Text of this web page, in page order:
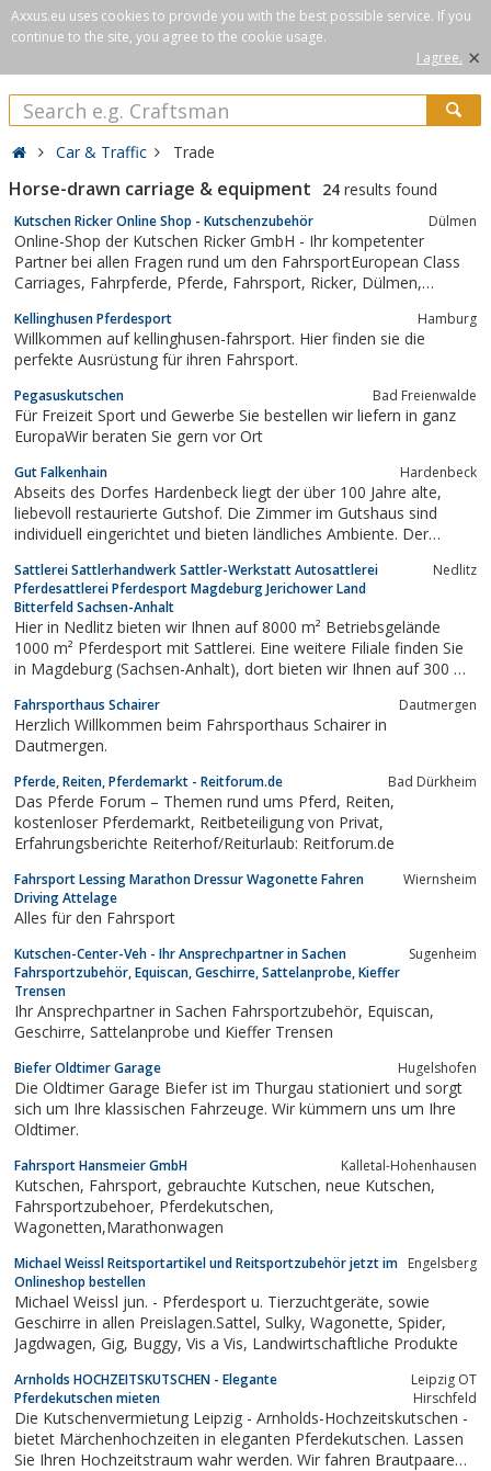
Axxus.eu uses cookies to provide you with the best possible service. If you
continue to the site, you agree to the cookie usage.
I agree. ×
Car & Traffic Trade
Horse-drawn carriage & equipment 24 results found
Kutschen Ricker Online Shop - Kutschenzubehör Dülmen
Online-Shop der Kutschen Ricker GmbH - Ihr kompetenter
Partner bei allen Fragen rund um den FahrsportEuropean Class
Carriages, Fahrpferde, Pferde, Fahrsport, Ricker, Dülmen,
Kellinghusen Pferdesport Hamburg
Willkommen auf kellinghusen-fahrsport. Hier finden sie die
perfekte Ausrüstung für ihren Fahrsport.
Pegasuskutschen Bad Freienwalde
Für Freizeit Sport und Gewerbe Sie bestellen wir liefern in ganz
EuropaWir beraten Sie gern vor Ort
Gut Falkenhain Hardenbeck
Abseits des Dorfes Hardenbeck liegt der über 100 Jahre alte,
liebevoll restaurierte Gutshof. Die Zimmer im Gutshaus sind
individuell eingerichtet und bieten ländliches Ambiente. Der
Augenmerk gilt der Haltung und Zucht vom Aussterben
bedrohter Haustierrassen: Bentheimer...
Sattlerei Sattlerhandwerk Sattler-Werkstatt Autosattlerei
Pferdesattlerei Pferdesport Magdeburg Jerichower Land
Bitterfeld Sachsen-Anhalt
Nedlitz
Hier in Nedlitz bieten wir Ihnen auf 8000 m² Betriebsgelände
1000 m² Pferdesport mit Sattlerei. Eine weitere Filiale finden Sie
in Magdeburg (Sachsen-Anhalt), dort bieten wir Ihnen auf 300 m²
besteht seit 1932 in dritter Generation. Wir fertigen nach alter
Tradition...
Fahrsporthaus Schairer Dautmergen
Herzlich Willkommen beim Fahrsporthaus Schairer in
Dautmergen.
Pferde, Reiten, Pferdemarkt - Reitforum.de Bad Dürkheim
Das Pferde Forum – Themen rund ums Pferd, Reiten,
kostenloser Pferdemarkt, Reitbeteiligung von Privat,
Erfahrungsberichte Reiterhof/Reiturlaub: Reitforum.de
Fahrsport Lessing Marathon Dressur Wagonette Fahren
Driving Attelage
Wiernsheim
Alles für den Fahrsport
Kutschen-Center-Veh - Ihr Ansprechpartner in Sachen
Fahrsportzubehör, Equiscan, Geschirre, Sattelanprobe, Kieffer
Trensen
Sugenheim
Ihr Ansprechpartner in Sachen Fahrsportzubehör, Equiscan,
Geschirre, Sattelanprobe und Kieffer Trensen
Biefer Oldtimer Garage Hugelshofen
Die Oldtimer Garage Biefer ist im Thurgau stationiert und sorgt
sich um Ihre klassischen Fahrzeuge. Wir kümmern uns um Ihre
Oldtimer.
Fahrsport Hansmeier GmbH Kalletal-Hohenhausen
Kutschen, Fahrsport, gebrauchte Kutschen, neue Kutschen,
Fahrsportzubehoer, Pferdekutschen,
Wagonetten,Marathonwagen
Michael Weissl Reitsportartikel und Reitsportzubehör jetzt im
Onlineshop bestellen
Engelsberg
Michael Weissl jun. - Pferdesport u. Tierzuchtgeräte, sowie
Geschirre in allen Preislagen.Sattel, Sulky, Wagonette, Spider,
Jagdwagen, Gig, Buggy, Vis a Vis, Landwirtschaftliche Produkte
Arnholds HOCHZEITSKUTSCHEN - Elegante
Pferdekutschen mieten
Leipzig OT
Hirschfeld
Die Kutschenvermietung Leipzig - Arnholds-Hochzeitskutschen -
bietet Märchenhochzeiten in eleganten Pferdekutschen. Lassen
Sie Ihren Hochzeitstraum wahr werden. Wir fahren Brautpaare